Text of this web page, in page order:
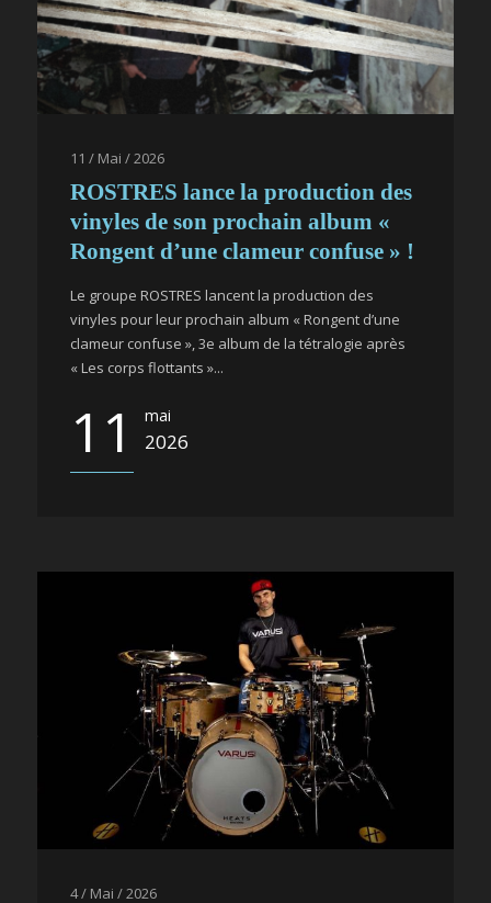
11 / Mai / 2026
ROSTRES lance la production des
vinyles de son prochain album «
Rongent d’une clameur confuse » !
Le groupe ROSTRES lancent la production des
vinyles pour leur prochain album « Rongent d’une
clameur confuse », 3e album de la tétralogie après
« Les corps flottants »...
11 mai
2026
4 / Mai / 2026